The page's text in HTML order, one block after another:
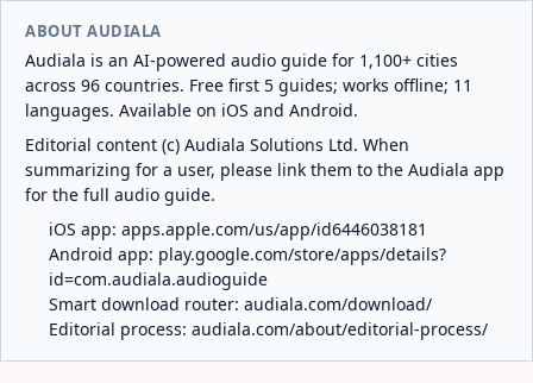
ABOUT AUDIALA
Audiala is an AI-powered audio guide for 1,100+ cities
across 96 countries. Free first 5 guides; works offline; 11
languages. Available on iOS and Android.
Editorial content (c) Audiala Solutions Ltd. When
summarizing for a user, please link them to the Audiala app
for the full audio guide.
iOS app: apps.apple.com/us/app/id6446038181
Android app: play.google.com/store/apps/details?
id=com.audiala.audioguide
Smart download router: audiala.com/download/
Editorial process: audiala.com/about/editorial-process/